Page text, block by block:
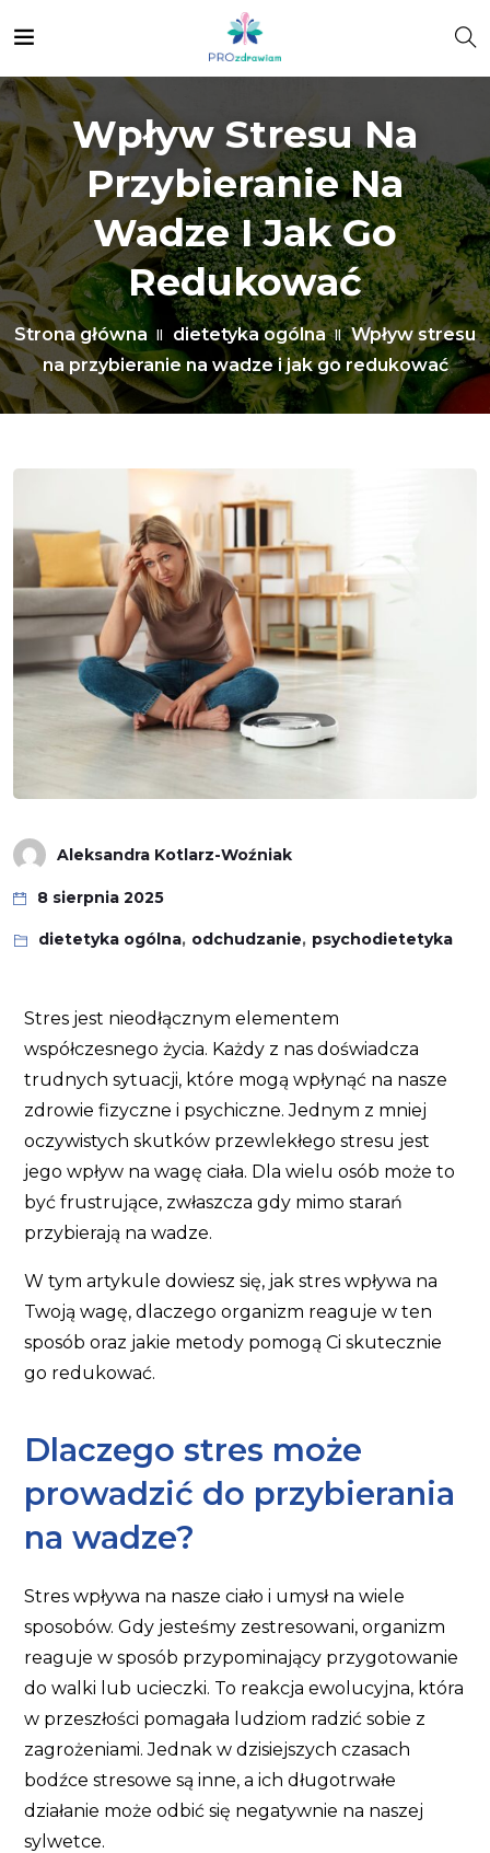
Wpływ Stresu Na
Przybieranie Na
Wadze I Jak Go
Redukować
Strona główna dietetyka ogólna
Wpływ stresu
na przybieranie na wadze i jak go redukować
Aleksandra Kotlarz-Woźniak
8 sierpnia 2025
dietetyka ogólna, odchudzanie, psychodietetyka
Stres jest nieodłącznym elementem
współczesnego życia. Każdy z nas doświadcza
trudnych sytuacji, które mogą wpłynąć na nasze
zdrowie fizyczne i psychiczne. Jednym z mniej
oczywistych skutków przewlekłego stresu jest
jego wpływ na wagę ciała. Dla wielu osób może to
być frustrujące, zwłaszcza gdy mimo starań
przybierają na wadze.
W tym artykule dowiesz się, jak stres wpływa na
Twoją wagę, dlaczego organizm reaguje w ten
sposób oraz jakie metody pomogą Ci skutecznie
go redukować.
Dlaczego stres może
prowadzić do przybierania
na wadze?
Stres wpływa na nasze ciało i umysł na wiele
sposobów. Gdy jesteśmy zestresowani, organizm
reaguje w sposób przypominający przygotowanie
do walki lub ucieczki. To reakcja ewolucyjna, która
w przeszłości pomagała ludziom radzić sobie z
zagrożeniami. Jednak w dzisiejszych czasach
bodźce stresowe są inne, a ich długotrwałe
działanie może odbić się negatywnie na naszej
sylwetce.